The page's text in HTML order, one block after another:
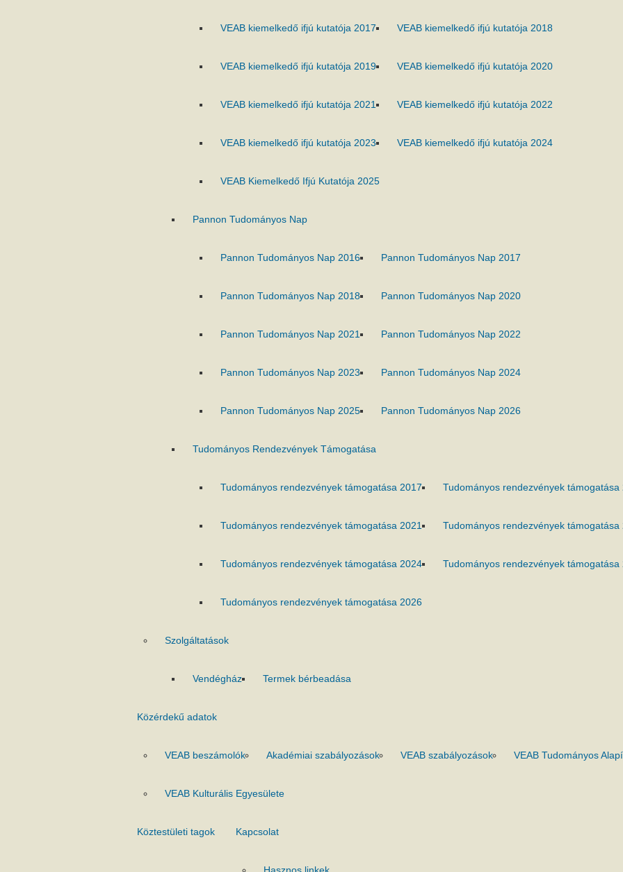
VEAB kiemelkedő ifjú kutatója 2017 VEAB kiemelkedő ifjú kutatója 2018
VEAB kiemelkedő ifjú kutatója 2019 VEAB kiemelkedő ifjú kutatója 2020
VEAB kiemelkedő ifjú kutatója 2021 VEAB kiemelkedő ifjú kutatója 2022
VEAB kiemelkedő ifjú kutatója 2023 VEAB kiemelkedő ifjú kutatója 2024
VEAB Kiemelkedő Ifjú Kutatója 2025
Pannon Tudományos Nap
Pannon Tudományos Nap 2016 Pannon Tudományos Nap 2017
Pannon Tudományos Nap 2018 Pannon Tudományos Nap 2020
Pannon Tudományos Nap 2021 Pannon Tudományos Nap 2022
Pannon Tudományos Nap 2023 Pannon Tudományos Nap 2024
Pannon Tudományos Nap 2025 Pannon Tudományos Nap 2026
Tudományos Rendezvények Támogatása
Tudományos rendezvények támogatása 2017 Tudományos rendezvények támogatása
Tudományos rendezvények támogatása 2021 Tudományos rendezvények támogatása
Tudományos rendezvények támogatása 2024 Tudományos rendezvények támogatása
Tudományos rendezvények támogatása 2026
Szolgáltatások
Vendégház Termek bérbeadása
Közérdekű adatok
VEAB beszámolók Akadémiai szabályozások VEAB szabályozások VEAB Tudományos
VEAB Kulturális Egyesülete
Köztestületi tagok Kapcsolat